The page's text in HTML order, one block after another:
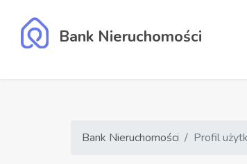
Bank Nieruchomości
Bank Nieruchomości Profil